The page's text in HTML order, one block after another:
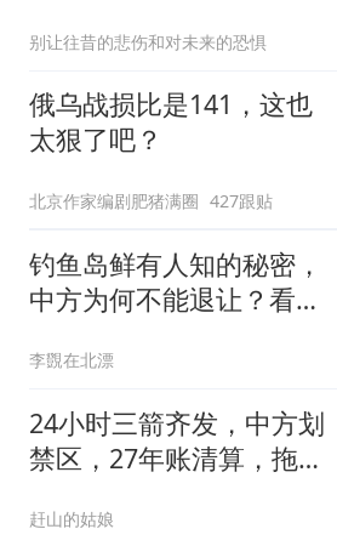
别让往昔的悲伤和对未来的恐惧
俄乌战损比是141，这也
太狠了吧？
北京作家编剧肥猪满圈 427跟贴
钓鱼岛鲜有人知的秘密，
中方为何不能退让？看完
李覴在北漂
24小时三箭齐发，中方划
禁区，27年账清算，拖船
赶山的姑娘